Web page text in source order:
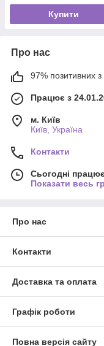
Купити
Про нас
97% позитивних з
Працює з
м. Київ
Київ, Україна
Контакти
Сьогодні
Показати весь
Про нас
Контакти
Доставка та оплата
Графік роботи
Повна версія сайту